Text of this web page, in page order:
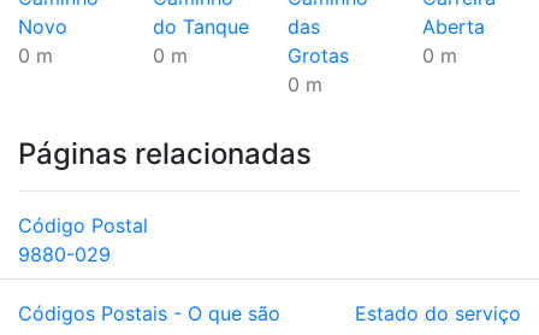
Novo
0 m
do Tanque
0 m
das
Grotas
0 m
Aberta
0 m
Páginas relacionadas
Código Postal
9880-029
Códigos Postais - O que são Estado do serviço